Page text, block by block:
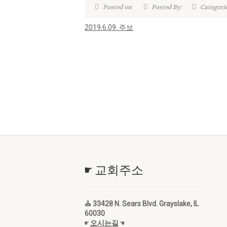
Posted on Posted By:
2019.6.09. 주보
☛ 교회주소
⛪ 33428 N. Sears Blvd. Grayslake, IL
60030
☛ 오시는길 ☚